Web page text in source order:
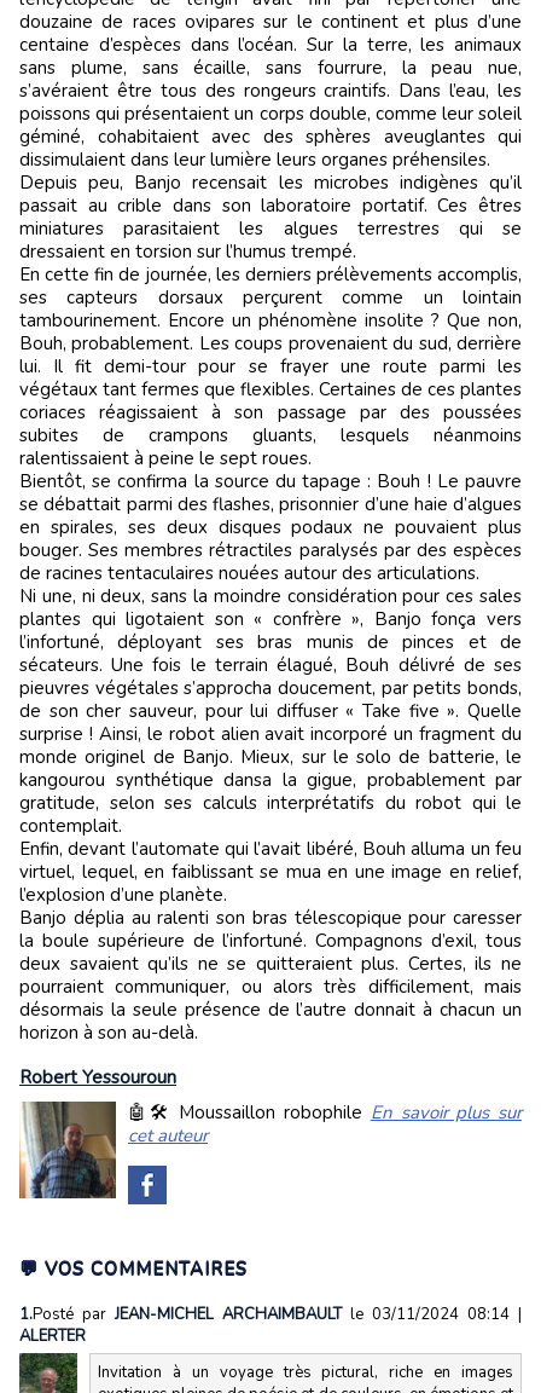
douzaine de races ovipares sur le continent et plus d’une
centaine d’espèces dans l’océan. Sur la terre, les animaux
sans plume, sans écaille, sans fourrure, la peau nue,
s’avéraient être tous des rongeurs craintifs. Dans l’eau, les
poissons qui présentaient un corps double, comme leur soleil
géminé, cohabitaient avec des sphères aveuglantes qui
dissimulaient dans leur lumière leurs organes préhensiles.
Depuis peu, Banjo recensait les microbes indigènes qu’il
passait au crible dans son laboratoire portatif. Ces êtres
miniatures parasitaient les algues terrestres qui se
dressaient en torsion sur l’humus trempé.
En cette fin de journée, les derniers prélèvements accomplis,
ses capteurs dorsaux perçurent comme un lointain
tambourinement. Encore un phénomène insolite ? Que non,
Bouh, probablement. Les coups provenaient du sud, derrière
lui. Il fit demi-tour pour se frayer une route parmi les
végétaux tant fermes que flexibles. Certaines de ces plantes
coriaces réagissaient à son passage par des poussées
subites de crampons gluants, lesquels néanmoins
ralentissaient à peine le sept roues.
Bientôt, se confirma la source du tapage : Bouh ! Le pauvre
se débattait parmi des flashes, prisonnier d’une haie d’algues
en spirales, ses deux disques podaux ne pouvaient plus
bouger. Ses membres rétractiles paralysés par des espèces
de racines tentaculaires nouées autour des articulations.
Ni une, ni deux, sans la moindre considération pour ces sales
plantes qui ligotaient son « confrère », Banjo fonça vers
l’infortuné, déployant ses bras munis de pinces et de
sécateurs. Une fois le terrain élagué, Bouh délivré de ses
pieuvres végétales s’approcha doucement, par petits bonds,
de son cher sauveur, pour lui diffuser « Take five ». Quelle
surprise ! Ainsi, le robot alien avait incorporé un fragment du
monde originel de Banjo. Mieux, sur le solo de batterie, le
kangourou synthétique dansa la gigue, probablement par
gratitude, selon ses calculs interprétatifs du robot qui le
contemplait.
Enfin, devant l’automate qui l’avait libéré, Bouh alluma un feu
virtuel, lequel, en faiblissant se mua en une image en relief,
l’explosion d’une planète.
Banjo déplia au ralenti son bras télescopique pour caresser
la boule supérieure de l’infortuné. Compagnons d’exil, tous
deux savaient qu’ils ne se quitteraient plus. Certes, ils ne
pourraient communiquer, ou alors très difficilement, mais
désormais la seule présence de l’autre donnait à chacun un
horizon à son au-delà.
Robert Yessouroun
🤖🛠️ Moussaillon robophile En savoir plus sur
cet auteur
💬 VOS COMMENTAIRES
1.Posté parJEAN-MICHEL ARCHAIMBAULT le 03/11/2024 08:14 |
ALERTER
Invitation à un voyage très pictural, riche en images